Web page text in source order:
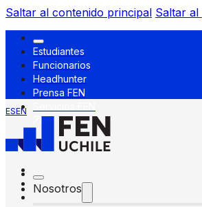
Saltar al contenido principal Saltar al
Estudiantes
Funcionarios
Headhunter
Prensa FEN
ESEN
Nosotros